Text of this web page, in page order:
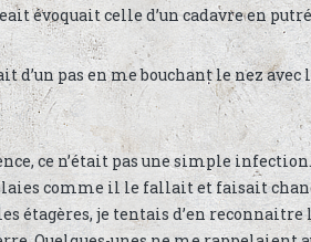
évoquait celle d’un cadavre en
d’un pas en me bouchant le nez avec
ce n’était pas une simple
comme il le fallait et faisait
étagères, je tentais d’en reconnaitre